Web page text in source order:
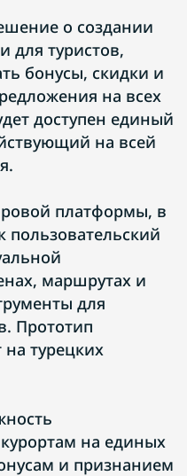
о создании
для туристов,
бонусы, скидки и
на всех
доступен единый
на всей
платформы, в
пользовательский
маршрутах и
для
Прототип
турецких
на единых
и признанием